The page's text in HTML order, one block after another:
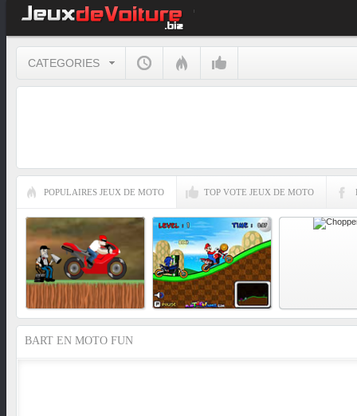
CATEGORIES
POPULAIRES JEUX DE MOTO TOP VOTE JEUX DE MOTO
BART EN MOTO FUN